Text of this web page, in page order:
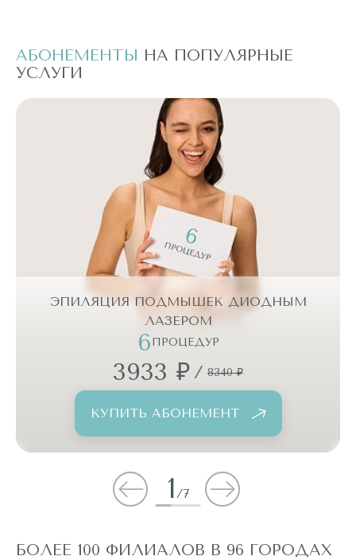
АБОНЕМЕНТЫ НА ПОПУЛЯРНЫЕ
УСЛУГИ
ЭПИЛЯЦИЯ ПОДМЫШЕК ДИОДНЫМ
ЛАЗЕРОМ
6ПРОЦЕДУР
3933 ₽ / 8340 ₽
КУПИТЬ АБОНЕМЕНТ
1/7
БОЛЕЕ 100 ФИЛИАЛОВ В 96 ГОРОДАХ